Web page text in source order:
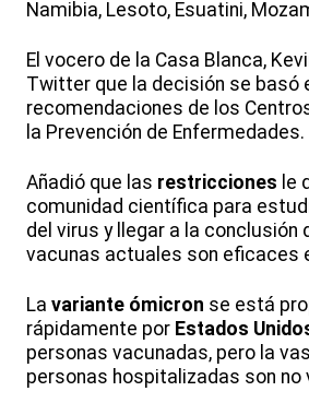
Namibia, Lesoto, Esuatini,
El vocero de la Casa Blanca,
Twitter que la decisión se basó
recomendaciones de los
la Prevención de Enfermedades.
Añadió que las restricciones le
comunidad científica para
del virus y llegar a la conclusión
vacunas actuales son eficaces
La variante ómicron se está
rápidamente por Estados
personas vacunadas, pero la
personas hospitalizadas son no